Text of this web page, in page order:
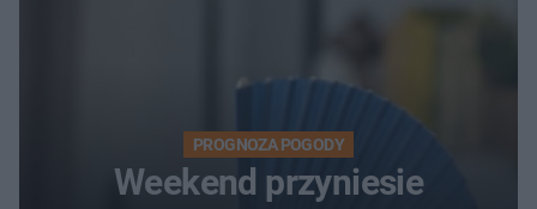
PROGNOZA POGODY
Weekend przyniesie